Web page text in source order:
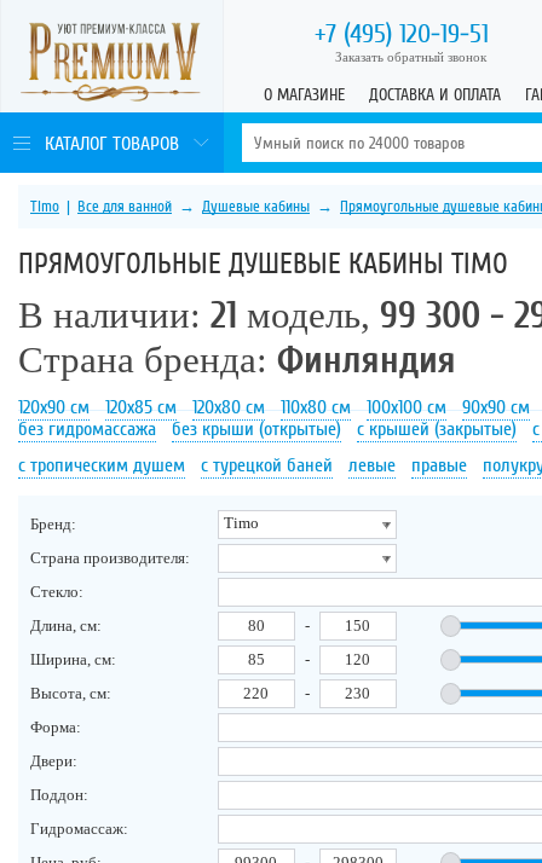
+7 (495) 120-19-51
Заказать обратный звонок
О МАГАЗИНЕ ДОСТАВКА И ОПЛАТА
КАТАЛОГ ТОВАРОВ
Timo | Все для ванной → Душевые кабины → Прямоугольные душевые
ПРЯМОУГОЛЬНЫЕ ДУШЕВЫЕ КАБИНЫ TIMO
В наличии: 21 модель, 99 300 -
Страна бренда: Финляндия
120х90 см 120х85 см 120х80 см 110х80 см 100х100 см
90х90 см
без гидромассажа
без крыши (открытые) с крышей (закрытые)
с тропическим душем
с турецкой баней левые правые
Бренд:
Timo
Страна производителя:
Стекло:
Длина, см:
-
Ширина, см:
-
Высота, см:
-
Форма:
Двери:
Поддон:
Гидромассаж: